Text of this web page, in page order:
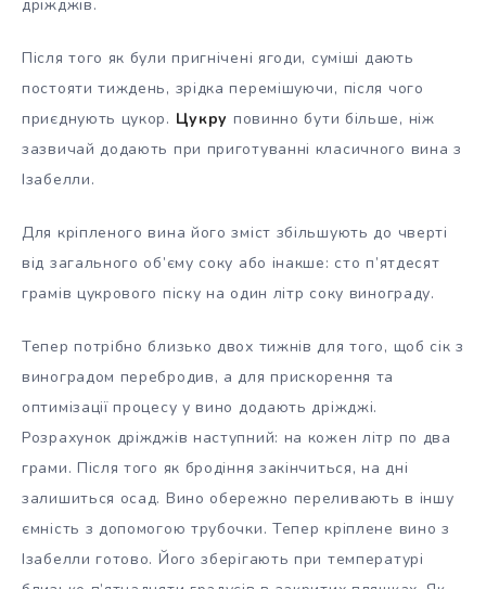
дріжджів.
Після того як були пригнічені ягоди, суміші дають
постояти тиждень, зрідка перемішуючи, після чого
приєднують цукор. Цукру повинно бути більше, ніж
зазвичай додають при приготуванні класичного вина з
Ізабелли.
Для кріпленого вина його зміст збільшують до чверті
від загального об’єму соку або інакше: сто п’ятдесят
грамів цукрового піску на один літр соку винограду.
Тепер потрібно близько двох тижнів для того, щоб сік з
виноградом перебродив, а для прискорення та
оптимізації процесу у вино додають дріжджі.
Розрахунок дріжджів наступний: на кожен літр по два
грами. Після того як бродіння закінчиться, на дні
залишиться осад. Вино обережно переливають в іншу
ємність з допомогою трубочки. Тепер кріплене вино з
Ізабелли готово. Його зберігають при температурі